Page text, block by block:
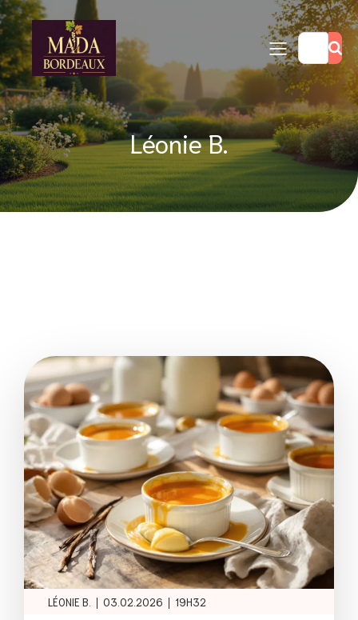
Léonie B.
LÉONIE B. | 03.02.2026 | 19H32